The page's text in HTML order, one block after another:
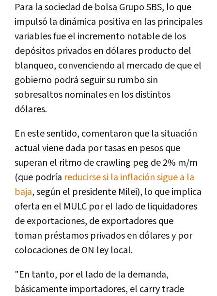
Para la sociedad de bolsa Grupo SBS, lo que
impulsó la dinámica positiva en las principales
variables fue el incremento notable de los
depósitos privados en dólares producto del
blanqueo, convenciendo al mercado de que el
gobierno podrá seguir su rumbo sin
sobresaltos nominales en los distintos
dólares.
En este sentido, comentaron que la situación
actual viene dada por tasas en pesos que
superan el ritmo de crawling peg de 2% m/m
(que podría reducirse si la inflación sigue a la
baja, según el presidente Milei), lo que implica
oferta en el MULC por el lado de liquidadores
de exportaciones, de exportadores que
toman préstamos privados en dólares y por
colocaciones de ON ley local.
"En tanto, por el lado de la demanda,
básicamente importadores, el carry trade